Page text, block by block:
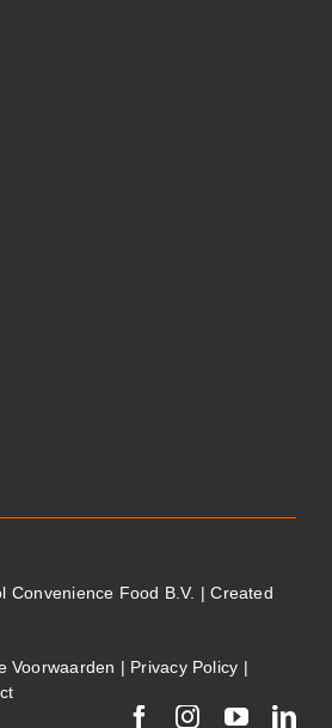
Convenience Food B.V. | Created
Voorwaarden | Privacy Policy |